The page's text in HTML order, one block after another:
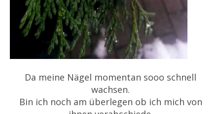
Da meine Nägel momentan sooo schnell
wachsen.
Bin ich noch am überlegen ob ich mich von